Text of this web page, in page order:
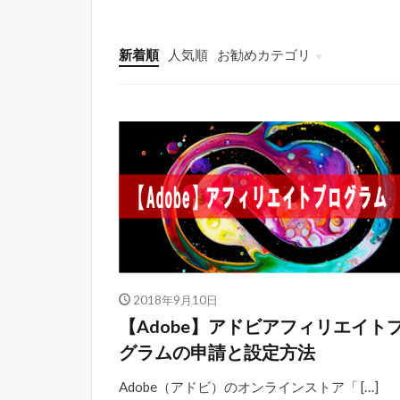
新着順 人気順
お勧めカテゴリ
Adobe Creative Cloud
Illustrator（基本操作）
Photoshop（基本操作）
Photoshop色んな作品を作
Curation（キュレーション）
効率化・解決策・小技
WordPress
アフィリエイト
ブログ
marketing（マーケティング
色々レビュー紹介
2018年9月10日
【Adobe】アドビアフィリエイト
グラムの申請と設定方法
Adobe（アドビ）のオンラインストア「 […]